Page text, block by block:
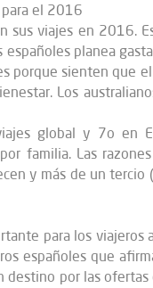
el 2016
viajes en 2016.
planea
sienten que
Los
global y 7o en
familia. Las
y más de un
para los
españoles que
por las